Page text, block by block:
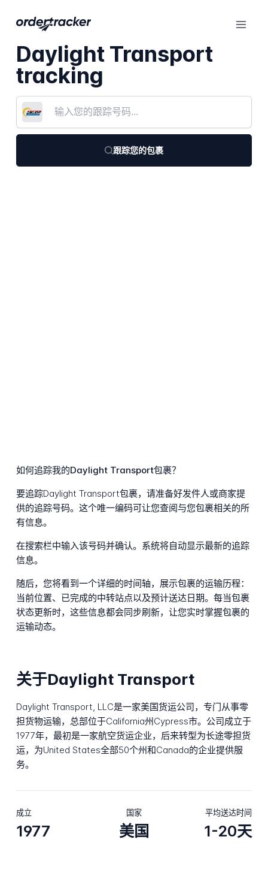
Daylight Transport
tracking
跟踪您的包裹
如何追踪我的Daylight Transport包裹？
要追踪Daylight Transport包裹，请准备好发件人或商家提
供的追踪号码。这个唯一编码可让您查阅与您包裹相关的所
有信息。
在搜索栏中输入该号码并确认。系统将自动显示最新的追踪
信息。
随后，您将看到一个详细的时间轴，展示包裹的运输历程：
当前位置、已完成的中转站点以及预计送达日期。每当包裹
状态更新时，这些信息都会同步刷新，让您实时掌握包裹的
运输动态。
关于Daylight Transport
Daylight Transport, LLC是一家美国货运公司，专门从事零
担货物运输，总部位于California州Cypress市。公司成立于
1977年，最初是一家航空货运企业，后来转型为长途零担货
运，为United States全部50个州和Canada的企业提供服
务。
成立
1977
国家
美国
平均送达时间
1-20天